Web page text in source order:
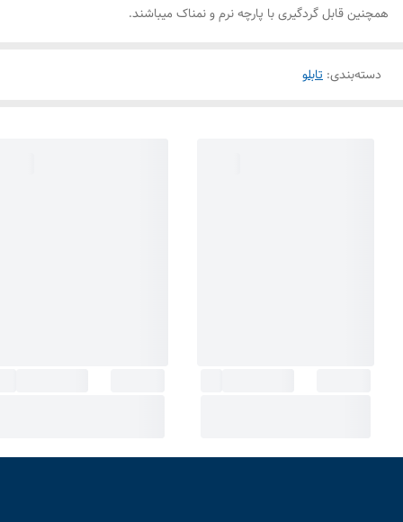
همچنین قابل گردگیری با پارچه نرم و نمناک میباشند.
دسته‌بندی: تابلو